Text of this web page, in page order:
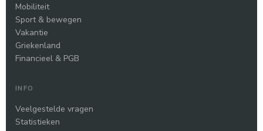
Mobiliteit
Sport & bewegen
Vakantie
Griekenland
Financieel & PGB
INFO
Veelgestelde vragen
Statistieken